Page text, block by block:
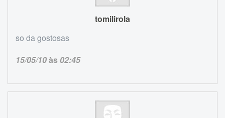
tomilirola
so da gostosas
15/05/10às02:45